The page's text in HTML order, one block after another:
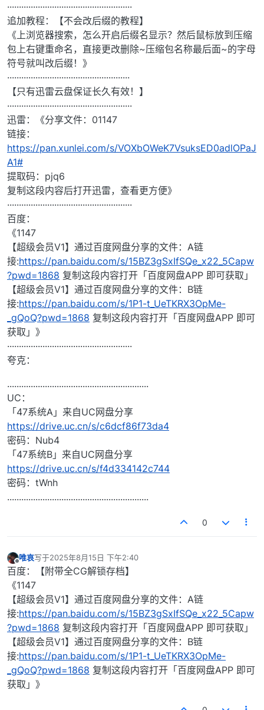
·····················································
追加教程：【不会改后缀的教程】
《上浏览器搜索，怎么开启后缀名显示？然后鼠标放到压缩
包上右键重命名，直接更改删除~压缩包名称最后面~的字母
符号就叫改后缀！》
····················································
【只有迅雷云盘保证长久有效！】
·····················································
迅雷：《分享文件：01147
链接：
https://pan.xunlei.com/s/VOXbOWeK7VsuksED0adlOPaJ
A1#
提取码：pjq6
复制这段内容后打开迅雷，查看更方便》
·····················································
百度：
《1147
【超级会员V1】通过百度网盘分享的文件：A链
接:https://pan.baidu.com/s/15BZ3gSxIfSQe_x22_5Capw
?pwd=1868 复制这段内容打开「百度网盘APP 即可获取」
【超级会员V1】通过百度网盘分享的文件：B链
接:https://pan.baidu.com/s/1P1-t_UeTKRX3OpMe-
_gQoQ?pwd=1868 复制这段内容打开「百度网盘APP 即可
获取」》
·····················································
夸克：
............................................................
UC：
「47系统A」来自UC网盘分享
https://drive.uc.cn/s/c6dcf86f73da4
密码：Nub4
「47系统B」来自UC网盘分享
https://drive.uc.cn/s/f4d334142c744
密码：tWnh
............................................................
0
离线
唯哀写于2025年8月15日 下午2:40
最后由 编辑
百度：【附带全CG解锁存档】
《1147
【超级会员V1】通过百度网盘分享的文件：A链
接:https://pan.baidu.com/s/15BZ3gSxIfSQe_x22_5Capw
?pwd=1868 复制这段内容打开「百度网盘APP 即可获取」
【超级会员V1】通过百度网盘分享的文件：B链
接:https://pan.baidu.com/s/1P1-t_UeTKRX3OpMe-
_gQoQ?pwd=1868 复制这段内容打开「百度网盘APP 即可
获取」》